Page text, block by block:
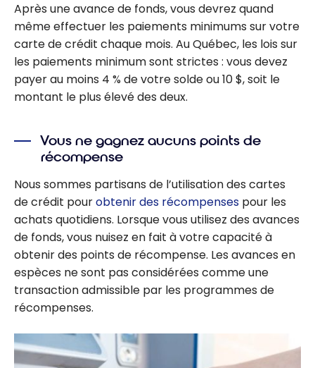
Après une avance de fonds, vous devrez quand
même effectuer les paiements minimums sur votre
carte de crédit chaque mois. Au Québec, les lois sur
les paiements minimum sont strictes : vous devez
payer au moins 4 % de votre solde ou10 $, soit le
montant le plus élevé des deux.
Vous ne gagnez aucuns points de
récompense
Nous sommes partisans de l’utilisation des cartes
de crédit pourobtenir des récompenses pour les
achats quotidiens. Lorsque vous utilisez des avances
de fonds, vous nuisez en fait à votre capacité à
obtenir des points de récompense. Les avances en
espèces ne sont pas considérées comme une
transaction admissible par les programmes de
récompenses.